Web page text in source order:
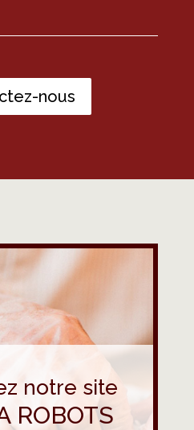
nous
notre site
ROBOTS